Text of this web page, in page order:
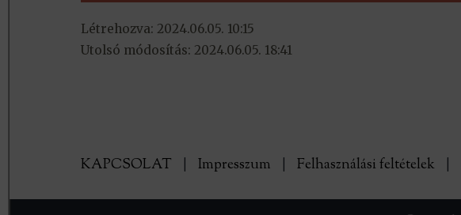
Létrehozva: 2024.06.05. 10:15
Utolsó módosítás: 2024.06.05. 18:41
KAPCSOLAT Impresszum Felhasználási feltételek